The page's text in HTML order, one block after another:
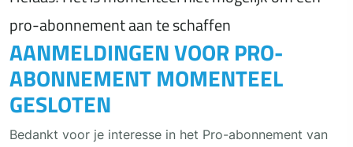
pro-abonnement aan te schaffen
AANMELDINGEN VOOR PRO-
ABONNEMENT MOMENTEEL
GESLOTEN
Bedankt voor je interesse in het Pro-abonnement van